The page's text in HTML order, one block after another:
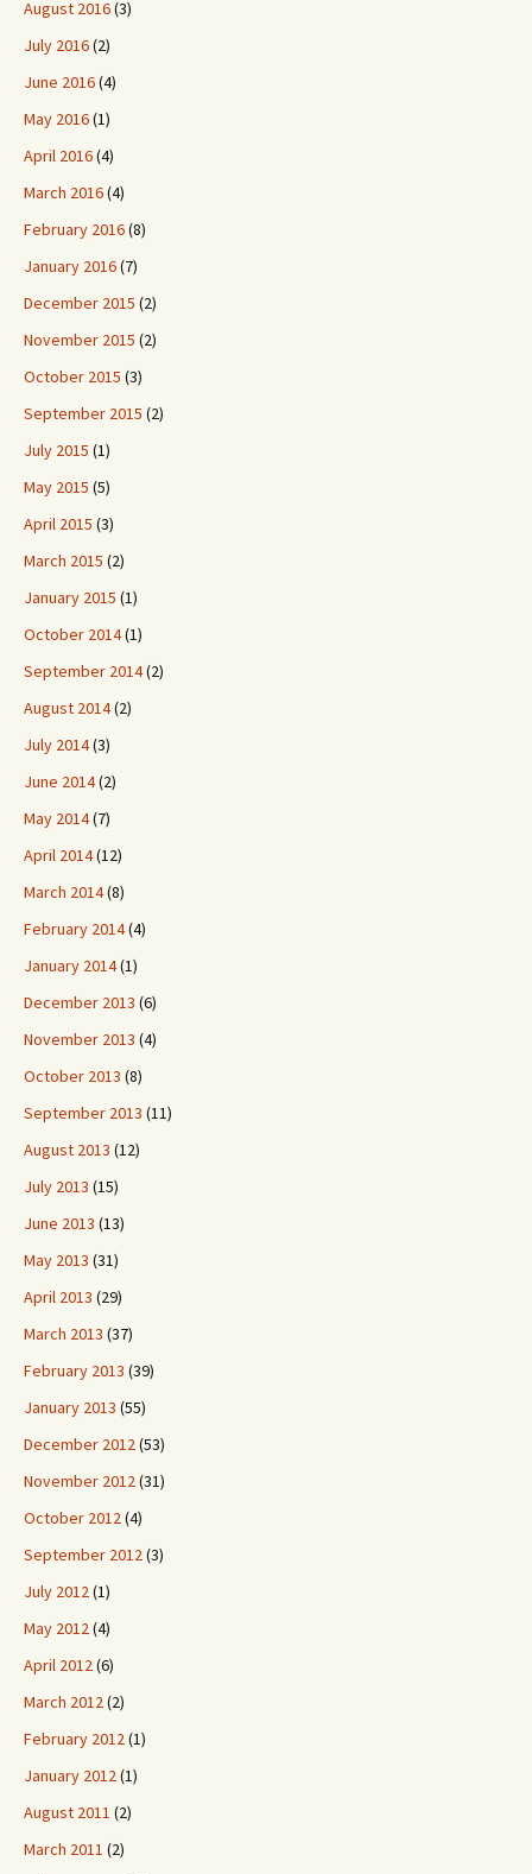
August 2016(3)
July 2016(2)
June 2016(4)
May 2016(1)
April 2016(4)
March 2016(4)
February 2016(8)
January 2016(7)
December 2015 (2)
November 2015 (2)
October 2015 (3)
September 2015 (2)
July 2015 (1)
May 2015 (5)
April 2015 (3)
March 2015 (2)
January 2015 (1)
October 2014(1)
September 2014(2)
August 2014(2)
July 2014(3)
June 2014(2)
May 2014(7)
April 2014(12)
March 2014(8)
February 2014(4)
January 2014(1)
December 2013 (6)
November 2013 (4)
October 2013 (8)
September 2013 (11)
August 2013 (12)
July 2013 (15)
June 2013 (13)
May 2013 (31)
April 2013 (29)
March 2013 (37)
February 2013 (39)
January 2013 (55)
December 2012(53)
November 2012(31)
October 2012(4)
September 2012(3)
July 2012(1)
May 2012(4)
April 2012(6)
March 2012(2)
February 2012(1)
January 2012(1)
August 2011 (2)
March 2011 (2)